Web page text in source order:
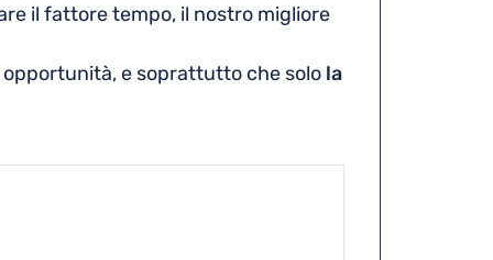
il fattore tempo, il nostro migliore
e soprattutto che solo la